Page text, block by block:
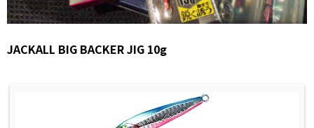
JACKALL BIG BACKER JIG 10g